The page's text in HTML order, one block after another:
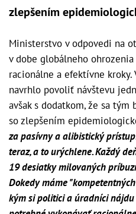
zlepšením
Ministerstvo v odpovedi na
v dobe globálneho
racionálne a efektívne
navrhlo povoliť návštevu
avšak s dodatkom, že sa tým
so zlepšením
za pasívny a alibistický
teraz, a to urýchlene. Každý
19 desiatky milovaných
Dokedy máme
kým si politici a úradníci nájdu